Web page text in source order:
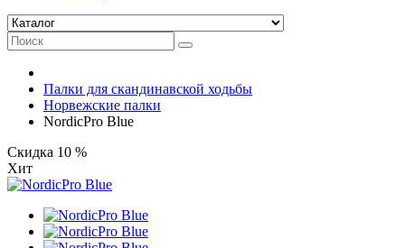
Палки для скандинавской ходьбы
Норвежские палки
NordicPro Blue
Скидка 10 %
Хит